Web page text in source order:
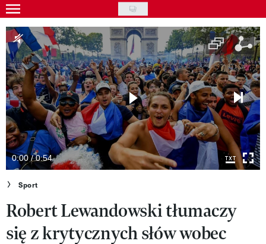
Skip
to
main
content
Gwiazdy
Ludzie
Moda
Uroda
Styl życia
Kultura
Wideo
Nasze akcje
VIVA!ART
0:00 / 0:54
Sport
Robert Lewandowski tłumaczy
się z krytycznych słów wobec